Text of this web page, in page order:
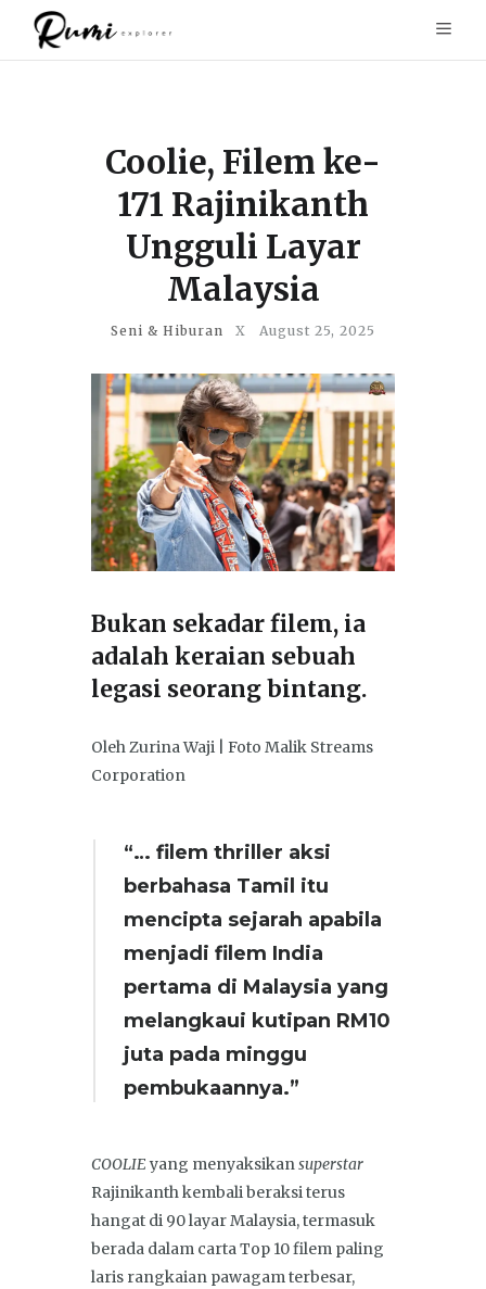
Coolie, Filem ke-
171 Rajinikanth
Ungguli Layar
Malaysia
Seni & Hiburan X August 25, 2025
Bukan sekadar filem, ia
adalah keraian sebuah
legasi seorang bintang.
Oleh Zurina Waji | Foto Malik Streams
Corporation
“… filem thriller aksi
berbahasa Tamil itu
mencipta sejarah apabila
menjadi filem India
pertama di Malaysia yang
melangkaui kutipan RM10
juta pada minggu
pembukaannya.”
COOLIE yang menyaksikansuperstar
Rajinikanth kembali beraksi terus
hangat di 90 layar Malaysia, termasuk
berada dalam carta Top 10 filem paling
laris rangkaian pawagam terbesar,